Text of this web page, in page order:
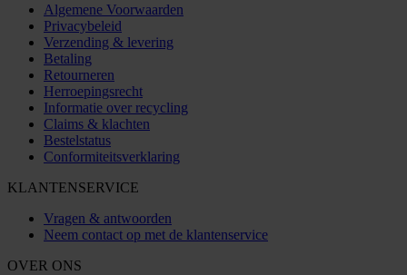
Algemene Voorwaarden
Privacybeleid
Verzending & levering
Betaling
Retourneren
Herroepingsrecht
Informatie over recycling
Claims & klachten
Bestelstatus
Conformiteitsverklaring
KLANTENSERVICE
Vragen & antwoorden
Neem contact op met de klantenservice
OVER ONS